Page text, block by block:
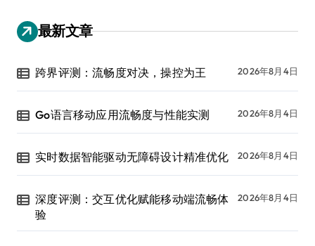
最新文章
跨界评测：流畅度对决，操控为王 2026年8月4日
Go语言移动应用流畅度与性能实测 2026年8月4日
实时数据智能驱动无障碍设计精准优化 2026年8月4日
深度评测：交互优化赋能移动端流畅体
验
2026年8月4日